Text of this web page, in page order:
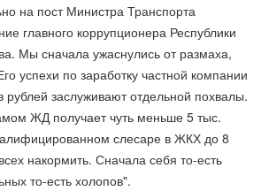
на пост Министра Транспорта
главного коррупционера Республики
Мы сначала ужаснулись от размаха,
успехи по заработку частной компании
заслуживают отдельной похвалы.
ЖД получает чуть меньше 5 тыс.
слесаре в ЖКХ до 8
накормить. Сначала себя то-есть
то-есть холопов".